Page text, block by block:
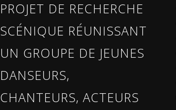
PROJET DE RECHERCHE
SCÉNIQUE RÉUNISSANT
UN GROUPE DE JEUNES
DANSEURS,
CHANTEURS, ACTEURS